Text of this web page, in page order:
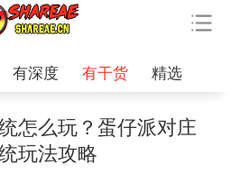
有深度 有干货 精选
怎么玩？蛋仔派对庄
玩法攻略